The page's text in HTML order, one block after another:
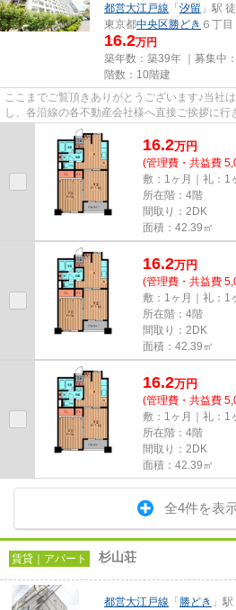
都営大江戸線 「 汐留 」駅
東京都中央区勝どき ６丁目
16.2万円
築年数：築39年 ｜募集中：
階数：10階建
ここまでご覧頂きありがとうございます♪当社
し、各沿線の各不動産会社様へ直接ご挨拶に
しております！最新の情報は...
16.2万円
(管理費・共益費
敷：1ヶ月｜礼：1
所在階：4階
間取り：2DK
面積：42.39㎡
16.2万円
(管理費・共益費
敷：1ヶ月｜礼：1
所在階：4階
間取り：2DK
面積：42.39㎡
16.2万円
(管理費・共益費
敷：1ヶ月｜礼：1
所在階：4階
間取り：2DK
面積：42.39㎡
全4件を表
賃貸｜アパート 杉山荘
都営大江戸線 「 勝どき 」